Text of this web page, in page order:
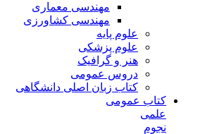
مهندسی معماری
مهندسی کشاورزی
علوم پایه
علوم پزشکی
هنر و گرافیک
دروس عمومی
کتاب زبان اصلی دانشگاهی
کتاب عمومی
علمی
نجوم